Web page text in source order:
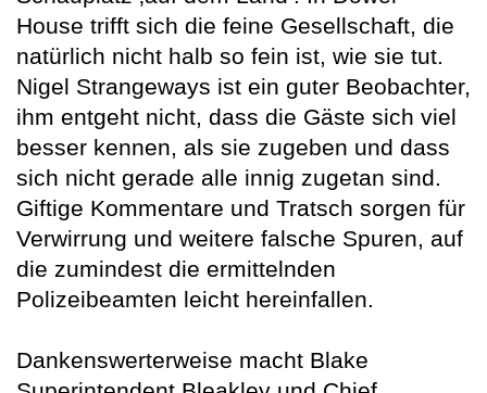
House trifft sich die feine Gesellschaft, die
natürlich nicht halb so fein ist, wie sie tut.
Nigel Strangeways ist ein guter Beobachter,
ihm entgeht nicht, dass die Gäste sich viel
besser kennen, als sie zugeben und dass
sich nicht gerade alle innig zugetan sind.
Giftige Kommentare und Tratsch sorgen für
Verwirrung und weitere falsche Spuren, auf
die zumindest die ermittelnden
Polizeibeamten leicht hereinfallen.
Dankenswerterweise macht Blake